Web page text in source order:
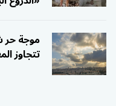
موجة حر
تتجاوز